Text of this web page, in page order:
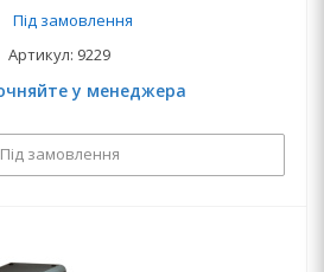
Під замовлення
Артикул: 9229
у менеджера
Під замовлення